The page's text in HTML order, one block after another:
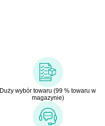
Duży wybór towaru (99 % towaru w
magazynie)